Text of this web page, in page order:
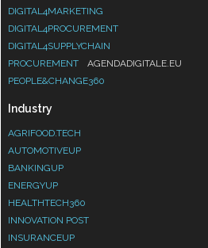
DIGITAL4MARKETING
DIGITAL4PROCUREMENT
DIGITAL4SUPPLYCHAIN
PROCUREMENT
AGENDADIGITALE.EU
PEOPLE&CHANGE360
Industry
AGRIFOOD.TECH
AUTOMOTIVEUP
BANKINGUP
ENERGYUP
HEALTHTECH360
INNOVATION POST
INSURANCEUP